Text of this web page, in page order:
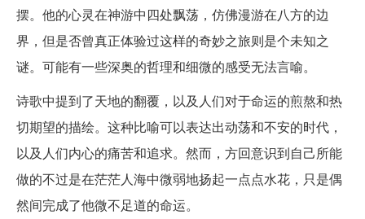
摆。他的心灵在神游中四处飘荡，仿佛漫游在八方的边
界，但是否曾真正体验过这样的奇妙之旅则是个未知之
谜。可能有一些深奥的哲理和细微的感受无法言喻。
诗歌中提到了天地的翻覆，以及人们对于命运的煎熬和热
切期望的描绘。这种比喻可以表达出动荡和不安的时代，
以及人们内心的痛苦和追求。然而，方回意识到自己所能
做的不过是在茫茫人海中微弱地扬起一点点水花，只是偶
然间完成了他微不足道的命运。